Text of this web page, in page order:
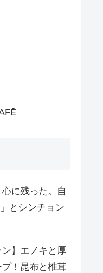
に残った。自
とシンチョン
ン】エノキと厚
！昆布と椎茸